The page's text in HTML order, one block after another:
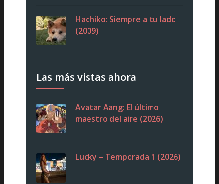
Hachiko: Siempre a tu lado
(2009)
Las más vistas ahora
Avatar Aang: El último
maestro del aire (2026)
Lucky – Temporada 1 (2026)